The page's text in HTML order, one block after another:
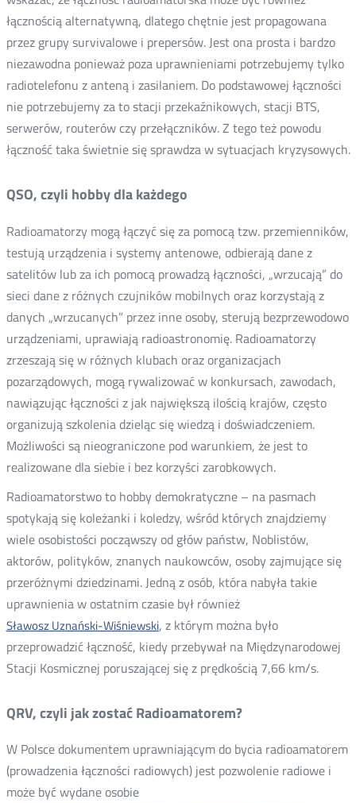
łącznością alternatywną, dlatego chętnie jest propagowana
przez grupy survivalowe i prepersów. Jest ona prosta i bardzo
niezawodna ponieważ poza uprawnieniami potrzebujemy tylko
radiotelefonu z anteną i zasilaniem. Do podstawowej łączności
nie potrzebujemy za to stacji przekaźnikowych, stacji BTS,
serwerów, routerów czy przełączników. Z tego też powodu
łączność taka świetnie się sprawdza w sytuacjach kryzysowych.
QSO, czyli hobby dla każdego
Radioamatorzy mogą łączyć się za pomocą tzw. przemienników,
testują urządzenia i systemy antenowe, odbierają dane z
satelitów lub za ich pomocą prowadzą łączności, „wrzucają” do
sieci dane z różnych czujników mobilnych oraz korzystają z
danych „wrzucanych” przez inne osoby, sterują bezprzewodowo
urządzeniami, uprawiają radioastronomię. Radioamatorzy
zrzeszają się w różnych klubach oraz organizacjach
pozarządowych, mogą rywalizować w konkursach, zawodach,
nawiązując łączności z jak największą ilością krajów, często
organizują szkolenia dzieląc się wiedzą i doświadczeniem.
Możliwości są nieograniczone pod warunkiem, że jest to
realizowane dla siebie i bez korzyści zarobkowych.
Radioamatorstwo to hobby demokratyczne – na pasmach
spotykają się koleżanki i koledzy, wśród których znajdziemy
wiele osobistości począwszy od głów państw, Noblistów,
aktorów, polityków, znanych naukowców, osoby zajmujące się
przeróżnymi dziedzinami. Jedną z osób, która nabyła takie
uprawnienia w ostatnim czasie był również
Sławosz Uznański-Wiśniewski, z którym można było
przeprowadzić łączność, kiedy przebywał na Międzynarodowej
Stacji Kosmicznej poruszającej się z prędkością 7,66 km/s.
QRV, czyli jak zostać Radioamatorem?
W Polsce dokumentem uprawniającym do bycia radioamatorem
(prowadzenia łączności radiowych) jest pozwolenie radiowe i
może być wydane osobie